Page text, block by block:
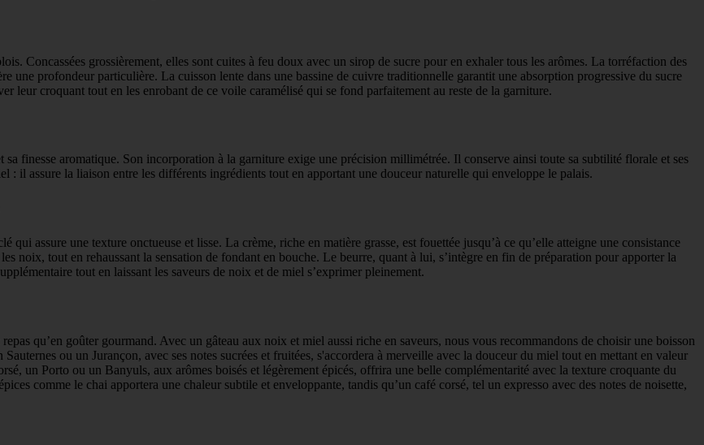
Concassées grossièrement, elles sont cuites à feu doux avec un sirop de sucre pour en exhaler tous les arômes. La torréfaction des
une profondeur particulière. La cuisson lente dans une bassine de cuivre traditionnelle garantit une absorption progressive du sucre
leur croquant tout en les enrobant de ce voile caramélisé qui se fond parfaitement au reste de la garniture.
finesse aromatique. Son incorporation à la garniture exige une précision millimétrée. Il conserve ainsi toute sa subtilité florale et ses
: il assure la liaison entre les différents ingrédients tout en apportant une douceur naturelle qui enveloppe le palais.
assure une texture onctueuse et lisse. La crème, riche en matière grasse, est fouettée jusqu’à ce qu’elle atteigne une consistance
noix, tout en rehaussant la sensation de fondant en bouche. Le beurre, quant à lui, s’intègre en fin de préparation pour apporter la
tout en laissant les saveurs de noix et de miel s’exprimer pleinement.
qu’en goûter gourmand. Avec un gâteau aux noix et miel aussi riche en saveurs, nous vous recommandons de choisir une boisson
ou un Jurançon, avec ses notes sucrées et fruitées, s'accordera à merveille avec la douceur du miel tout en mettant en valeur
un Porto ou un Banyuls, aux arômes boisés et légèrement épicés, offrira une belle complémentarité avec la texture croquante du
comme le chai apportera une chaleur subtile et enveloppante, tandis qu’un café corsé, tel un expresso avec des notes de noisette,